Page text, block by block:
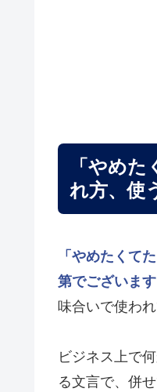
「やめ
れ方、使
「やめたくて
第でございます
味合いで使わ
ビジネス上で
る文言で、併